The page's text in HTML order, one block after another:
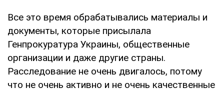
Все это время обрабатывались материалы и
документы, которые присылала
Генпрокуратура Украины, общественные
организации и даже другие страны.
Расследование не очень двигалось, потому
что не очень активно и не очень качественные